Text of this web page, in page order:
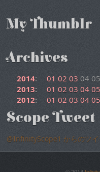
My Thumblr
Archives
2014: 01 02 03 04 05
2013: 01 02 03 04 05
2012: 01 02 03 04 05
Scope Tweet
@InfinityScope1 からのツイ